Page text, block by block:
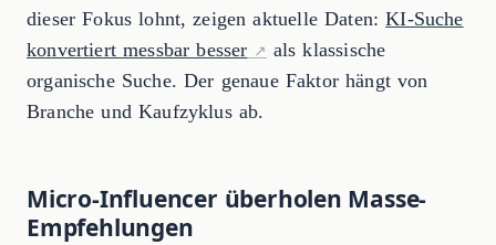
dieser Fokus lohnt, zeigen aktuelle Daten:KI-Suche
konvertiert messbar besser
als klassische
organische Suche. Der genaue Faktor hängt von
Branche und Kaufzyklus ab.
Micro-Influencer überholen Masse-
Empfehlungen